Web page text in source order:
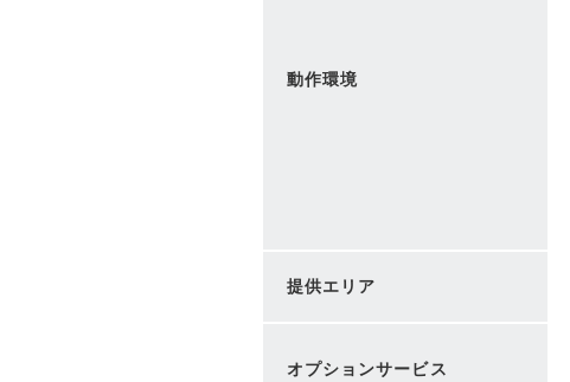
動作環境
提供エリア
オプションサービス